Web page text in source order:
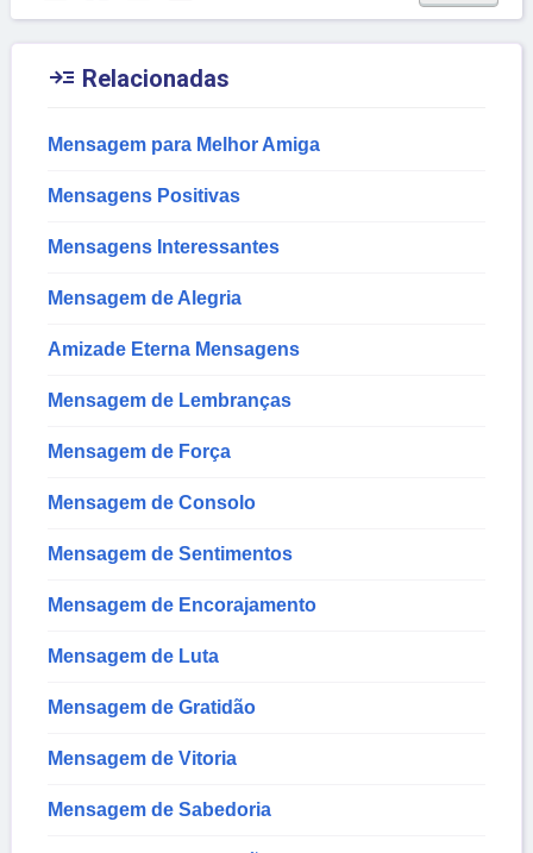
 Relacionadas
Mensagem para Melhor Amiga
Mensagens Positivas
Mensagens Interessantes
Mensagem de Alegria
Amizade Eterna Mensagens
Mensagem de Lembranças
Mensagem de Força
Mensagem de Consolo
Mensagem de Sentimentos
Mensagem de Encorajamento
Mensagem de Luta
Mensagem de Gratidão
Mensagem de Vitoria
Mensagem de Sabedoria